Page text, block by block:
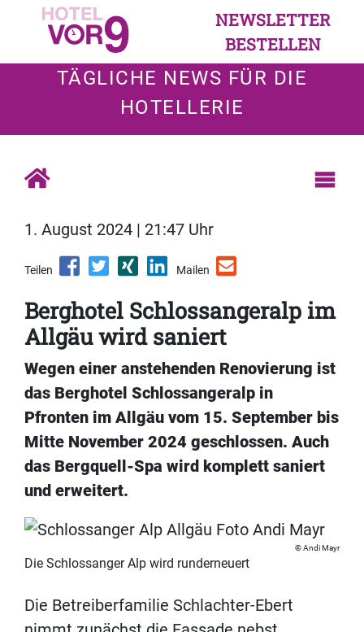
NEWSLETTER
BESTELLEN
TÄGLICHE NEWS FÜR DIE
HOTELLERIE
1. August 2024 | 21:47 Uhr
Teilen Mailen
Berghotel Schlossangeralp im
Allgäu wird saniert
Wegen einer anstehenden Renovierung ist
das Berghotel Schlossangeralp in
Pfronten im Allgäu vom 15. September bis
Mitte November 2024 geschlossen. Auch
das Bergquell-Spa wird komplett saniert
und erweitert.
Andi Mayr
Die Schlossanger Alp wird runderneuert
Die Betreiberfamilie Schlachter-Ebert